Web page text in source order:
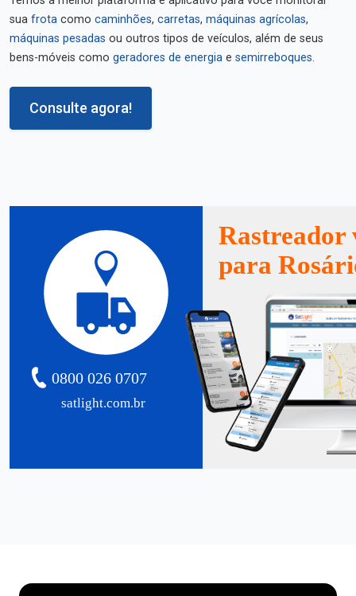
sua frota como caminhões, carretas, máquinas agrícolas,
máquinas pesadas ou outros tipos de veículos, além de seus
bens-móveis como geradores de energia e semirreboques.
Consulte agora!
satlight.com.br
0800 026 0707
Rastreador
para